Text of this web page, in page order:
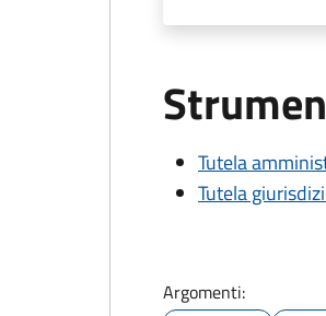
Tutela
Tutela
Argomenti: